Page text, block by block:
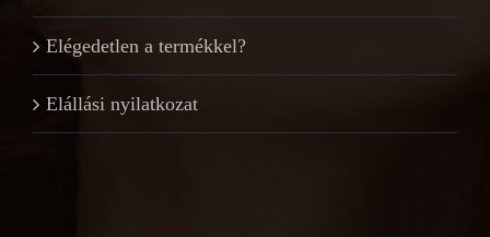
Elégedetlen a termékkel?
Elállási nyilatkozat